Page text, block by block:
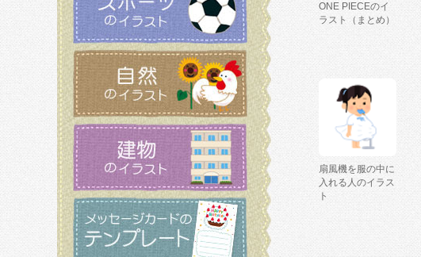
ONE PIECEのイ
ラスト（まとめ）
扇風機を服の中に
入れる人のイラス
ト